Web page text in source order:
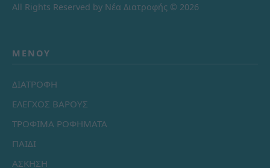
All Rights Reserved by Νέα Διατροφής © 2026
ΜΕΝΟΎ
ΔΙΑΤΡΟΦΗ
ΕΛΕΓΧΟΣ ΒΑΡΟΥΣ
ΤΡΟΦΙΜΑ ΡΟΦΗΜΑΤΑ
ΠΑΙΔΙ
ΑΣΚΗΣΗ